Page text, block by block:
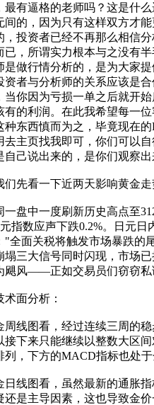
最有逼格的老师吗？这是什
间的，因为只有这样双方才
，投资者已经不再那么相信
已，所谓实力根本与之没有
是做行情分析的，是为大家
资者与分析师的关系应该是
当你因为亏损一单之后就开
有的利润。在此我希望每一
种东西慎而为之，毕竟现在
去主页找我即可，你们可以
自己说出来的，是你们观察出
看一下近两天影响黄金走
中一度刷新历史高点至
指数应声下跌0.2%。日元日
"全面关税将触发市场暴跌的
塌三大信号同时闪现，市场
飓风——正如交易员们窃窃私
面分析：
图看，经过连续三周的稳
接下来只能继续以整数大区
列，下方的MACD指标也处
图看，虽然最新的通胀指
还是主导因素，这也导致金